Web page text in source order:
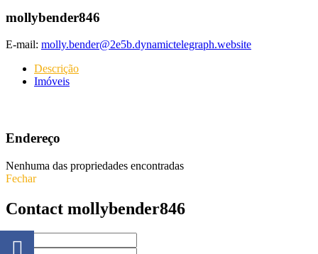
mollybender846
E-mail: molly.bender@2e5b.dynamictelegraph.website
Descrição
Imóveis
Endereço
Nenhuma das propriedades encontradas
Fechar
Contact mollybender846